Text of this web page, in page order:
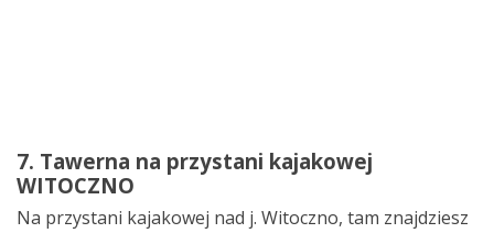
7. Tawerna na przystani kajakowej
WITOCZNO
Na przystani kajakowej nad j. Witoczno, tam znajdziesz